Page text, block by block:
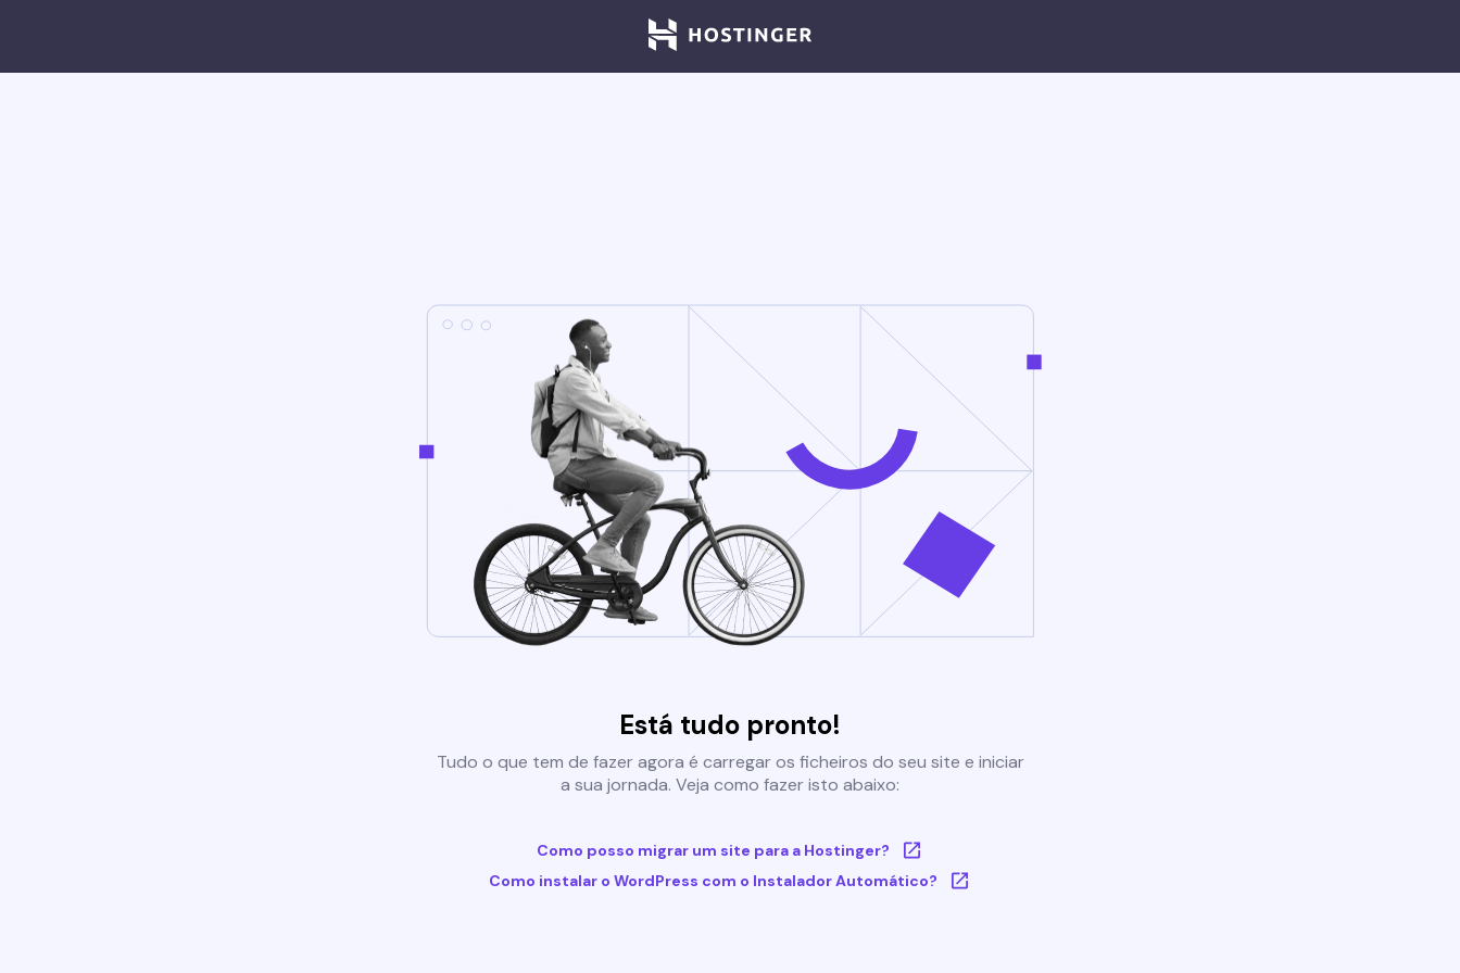
Está tudo pronto!
Tudo o que tem de fazer agora é carregar os ficheiros do seu site e iniciar
a sua jornada. Veja como fazer isto abaixo:
Como posso migrar um site para a Hostinger?
Como instalar o WordPress com o Instalador Automático?